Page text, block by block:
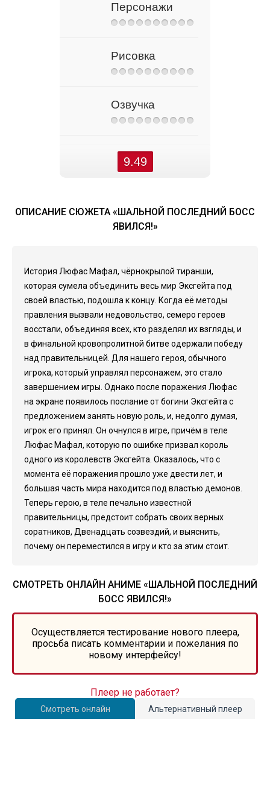
Персонажи
Рисовка
Озвучка
9.49
ОПИСАНИЕ СЮЖЕТА «ШАЛЬНОЙ ПОСЛЕДНИЙ БОСС
ЯВИЛСЯ!»
История Люфас Мафал, чёрнокрылой тиранши,
которая сумела объединить весь мир Эксгейта под
своей властью, подошла к концу. Когда её методы
правления вызвали недовольство, семеро героев
восстали, объединяя всех, кто разделял их взгляды, и
в финальной кровопролитной битве одержали победу
над правительницей. Для нашего героя, обычного
игрока, который управлял персонажем, это стало
завершением игры. Однако после поражения Люфас
на экране появилось послание от богини Эксгейта с
предложением занять новую роль, и, недолго думая,
игрок его принял. Он очнулся в игре, причём в теле
Люфас Мафал, которую по ошибке призвал король
одного из королевств Эксгейта. Оказалось, что с
момента её поражения прошло уже двести лет, и
большая часть мира находится под властью демонов.
Теперь герою, в теле печально известной
правительницы, предстоит собрать своих верных
соратников, Двенадцать созвездий, и выяснить,
почему он переместился в игру и кто за этим стоит.
СМОТРЕТЬ ОНЛАЙН АНИМЕ «ШАЛЬНОЙ ПОСЛЕДНИЙ
БОСС ЯВИЛСЯ!»
Осуществляется тестирование нового плеера,
просьба писать комментарии и пожелания по
новому интерфейсу!
Смотреть онлайн Альтернативный плеер
Плеер не работает?